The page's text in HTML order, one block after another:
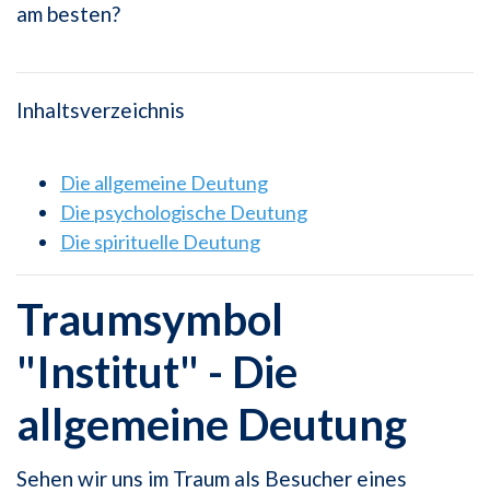
am besten?
Inhaltsverzeichnis
Die allgemeine Deutung
Die psychologische Deutung
Die spirituelle Deutung
Traumsymbol
"Institut" - Die
allgemeine Deutung
Sehen wir uns im Traum als Besucher eines